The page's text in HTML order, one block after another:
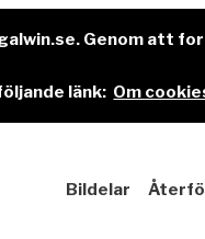
Genom att
länk: Om
Bildelar